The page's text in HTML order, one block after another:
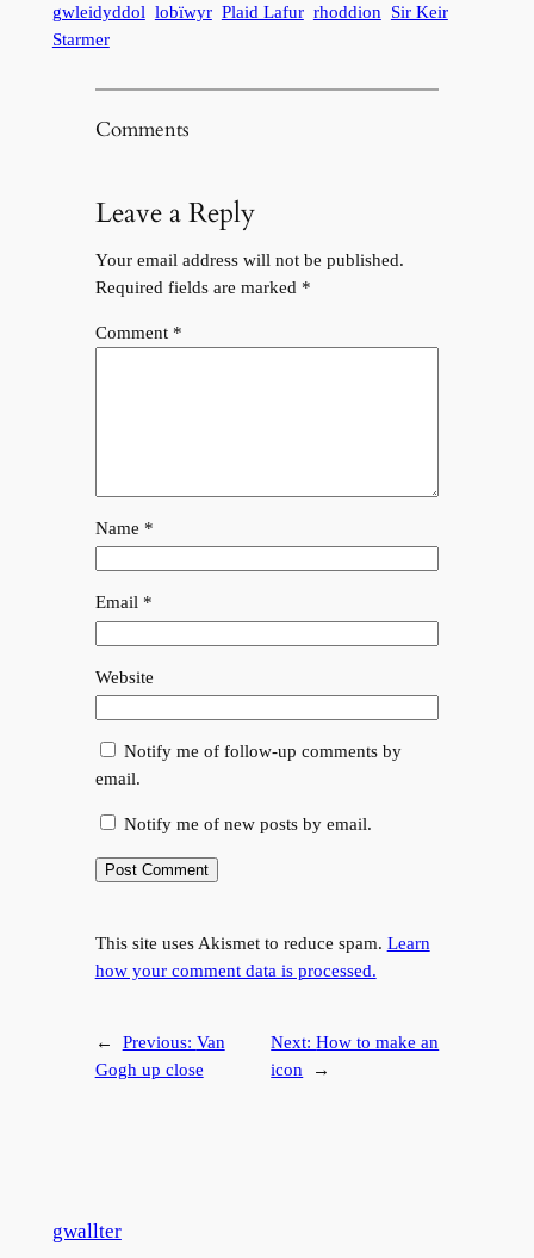
gwleidyddol lobïwyr Plaid Lafur rhoddion
Sir Keir
Starmer
Comments
Leave a Reply
Your email address will not be published.
Required fields are marked *
Comment *
Name *
Email *
Website
Notify me of follow-up comments by
email.
Notify me of new posts by email.
This site uses Akismet to reduce spam. Learn
how your comment data is processed.
← Previous: Van
Gogh up close
Next:How to make an
icon
→
gwallter